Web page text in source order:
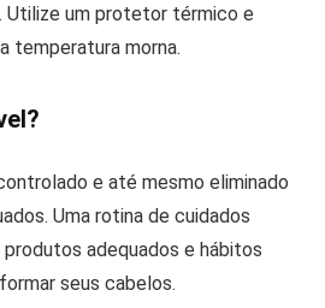
Utilize um protetor térmico e
temperatura morna.
e até mesmo eliminado
Uma rotina de cuidados
adequados e hábitos
seus cabelos.